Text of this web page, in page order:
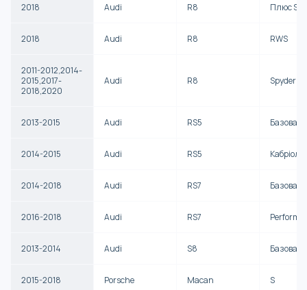
2018 Audi R8 Плюс
2018 Audi R8 RWS
2011-2012,2014-
2015,2017-
2018,2020
Audi R8 Spyder
2013-2015 Audi RS5 Базова
2014-2015 Audi RS5
2014-2018 Audi RS7 Базова
2016-2018 Audi RS7
2013-2014 Audi S8 Базова
2015-2018 Porsche Macan S